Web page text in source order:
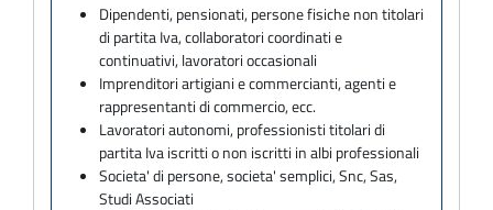
Dipendenti, pensionati, persone fisiche non titolari
di partita Iva, collaboratori coordinati e
continuativi, lavoratori occasionali
Imprenditori artigiani e commercianti, agenti e
rappresentanti di commercio, ecc.
Lavoratori autonomi, professionisti titolari di
partita Iva iscritti o non iscritti in albi professionali
Societa' di persone, societa' semplici, Snc, Sas,
Studi Associati